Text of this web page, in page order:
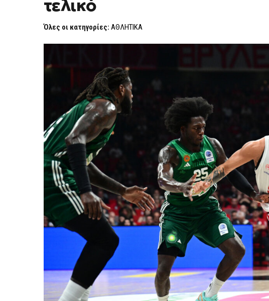
ΧΟΡΤΑΣΤΙΚΌ
ΤΕΛΙΚΌ
τελικό
Όλες οι κατηγορίες: ΑΘΛΗΤΙΚΑ